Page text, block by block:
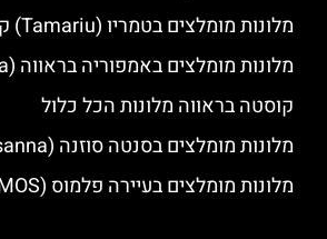
מלונות מומלצים בטמריו (Tamariu) קוסטה בראווה
מלונות מומלצים באמפוריה בראווה (Empuriabrava)
קוסטה בראווה מלונות הכל כלול
מלונות מומלצים בסנטה סוזנה (Santa Susanna)
מלונות מומלצים בעיירה פלמוס (PALAMOS)